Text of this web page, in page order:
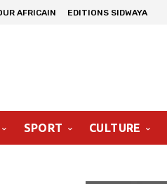
AFRICAIN EDITIONS SIDWAYA
SPORT CULTURE